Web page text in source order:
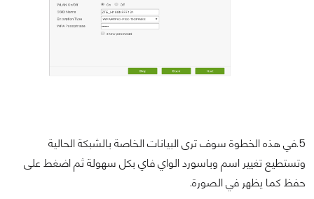
5.في هذه الخطوة سوف ترى البيانات الخاصة بالشبكة الحالية
وتستطيع تغيير اسم وباسورد الواي فاي بكل سهولة ثم اضغط على
حفظ كما يظهر في الصورة.